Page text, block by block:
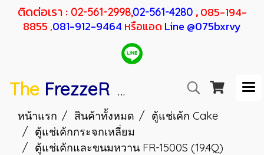
ติดต่อเรา : 02-561-2998,02-561-4280 ,085-194-
8855 ,081-912-9464หรือแอด Line @075bxrvy
The FrezzeR SANDEN F RESHER
หน้าแรก สินค้าทั้งหมด
ตู้แช่เค้ก Cake
ตู้แช่เค้กกระจกเหลี่ยม
ตู้แช่เค้กและขนมหวาน FR-1500S (19.4Q)